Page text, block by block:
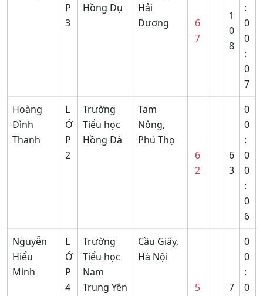
P
3
Hồng Dụ
Hải
Dương
6
7
1
0
8
:
0
0
:
0
7
Hoàng
Đình
Thanh
L
Ớ
P
2
Trường
Tiểu học
Hồng Đà
Tam
Nông,
Phú Thọ
6
2
6
3
0
0
:
0
0
:
0
6
Nguyễn
Hiểu
Minh
L
Ớ
P
4
Trường
Tiểu học
Nam
Trung Yên
Cầu Giấy,
Hà Nội
5
7
0
0
:
0